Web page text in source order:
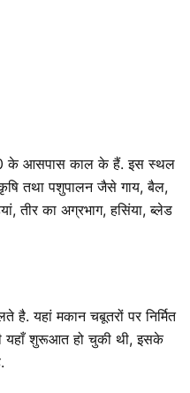
के आसपास काल के हैं. इस स्थल
तथा पशुपालन जैसे गाय, बैल,
तीर का अग्रभाग, हसिंया, ब्लेड
यहां मकान चबूतरों पर निर्मित
यहाँ शुरूआत हो चुकी थी, इसके